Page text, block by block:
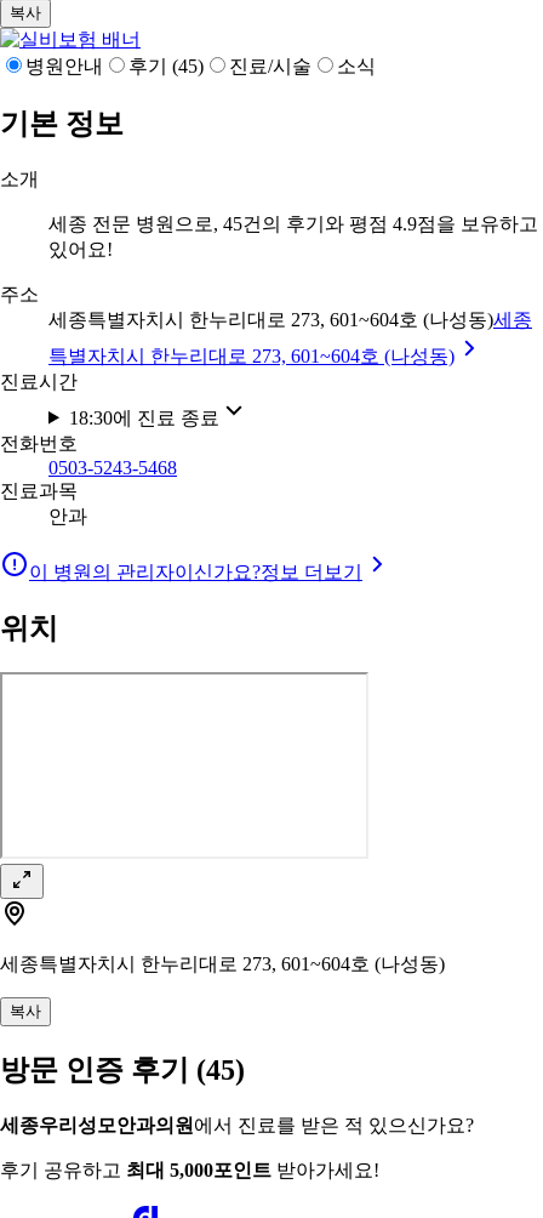
복사
병원안내 후기 (45) 진료/시술 소식
기본 정보
소개
세종 전문 병원으로, 45건의 후기와 평점 4.9점을 보유하고
있어요!
주소
세종특별자치시 한누리대로 273, 601~604호 (나성동)세종
특별자치시 한누리대로 273, 601~604호 (나성동)
진료시간
18:30에 진료 종료
전화번호
0503-5243-5468
진료과목
안과
이 병원의 관리자이신가요?정보 더보기
위치
세종특별자치시 한누리대로 273, 601~604호 (나성동)
복사
방문 인증 후기 (45)
세종우리성모안과의원 에서 진료를 받은 적 있으신가요?
후기 공유하고 최대 5,000포인트 받아가세요!